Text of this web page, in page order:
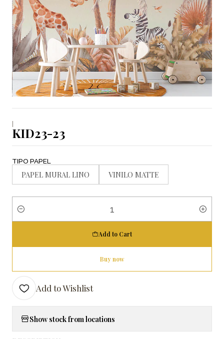
|
KID23-23
TIPO PAPEL
PAPEL MURAL LINO VINILO MATTE
Quantity
Add to Cart
Buy now
Add to Wishlist
Show stock from locations